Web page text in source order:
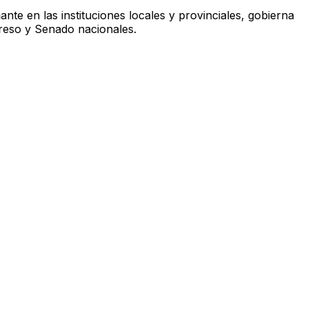
en las instituciones locales y provinciales, gobierna
y Senado nacionales.